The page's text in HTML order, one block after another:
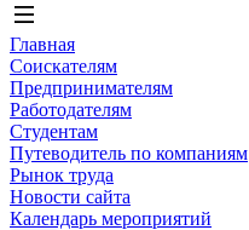
Главная
Соискателям
Предпринимателям
Работодателям
Студентам
Путеводитель по компаниям
Рынок труда
Новости сайта
Календарь мероприятий